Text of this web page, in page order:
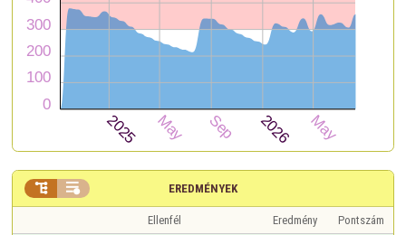
EREDMÉNYEK
 
Ellenfél Eredmény
Pontszám